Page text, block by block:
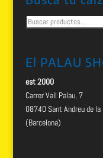
Buscar
por:
El PALAU
est 2000
Carrer Vall Palau, 7
08740 Sant Andreu de la
(Barcelona)